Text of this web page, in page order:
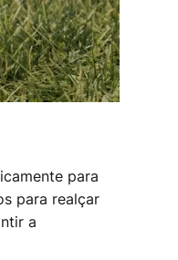
para
para realçar
a